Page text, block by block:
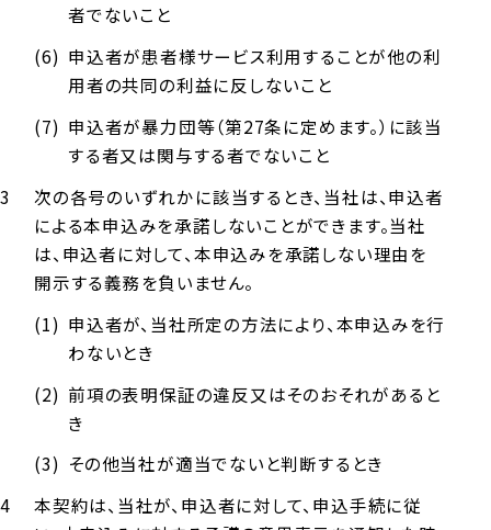
者でないこと
申込者が患者様サービス利用することが他の利
用者の共同の利益に反しないこと
申込者が暴力団等（第27条に定めます。）に該当
する者又は関与する者でないこと
次の各号のいずれかに該当するとき、当社は、申込者
による本申込みを承諾しないことができます。当社
は、申込者に対して、本申込みを承諾しない理由を
開示する義務を負いません。
申込者が、当社所定の方法により、本申込みを行
わないとき
前項の表明保証の違反又はそのおそれがあると
き
その他当社が適当でないと判断するとき
本契約は、当社が、申込者に対して、申込手続に従